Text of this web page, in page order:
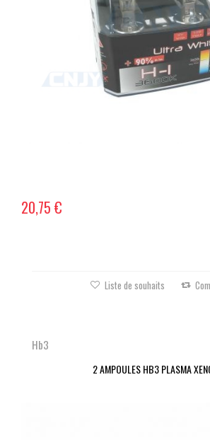
20,75 €
Liste de souhaits
Hb3
2 AMPOULES HB3 PLASMA